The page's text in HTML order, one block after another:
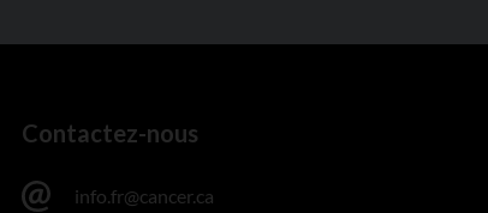
Contactez-nous
info.fr@cancer.ca